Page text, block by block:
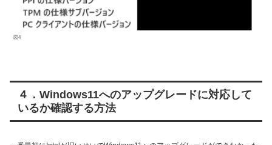
図4
４．Windows11へのアップグレードに対応して
いるか確認する方法